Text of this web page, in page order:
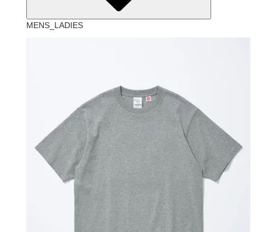
MENS_LADIES